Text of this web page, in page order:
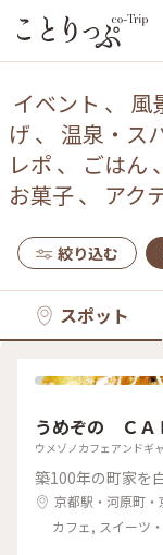
イベント 、 風
げ 、 温泉・ス
レポ 、 ごはん 、
お菓子、 アク
絞り込む
スポット
うめぞの ＣＡ
ウメゾノカフェアンドギ
築100年の町家を
京都駅・河原町
カフェ, スイーツ